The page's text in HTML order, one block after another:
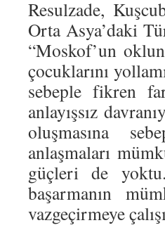
Resulzade,
Orta Asya’daki
“Moskof’un
çocuklarını
sebeple fikren
anlayışsız
oluşmasına
anlaşmaları
güçleri de
başarmanın
vazgeçirmeye